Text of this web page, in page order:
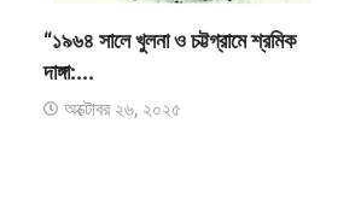
“১৯৬৪ সালে খুলনা ও চট্টগ্রামে শ্রমিক
দাঙ্গা:...
অক্টোবর ২৬, ২০২৫